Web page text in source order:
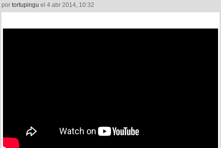
por tortupingu el 4 abr 2014, 10:32